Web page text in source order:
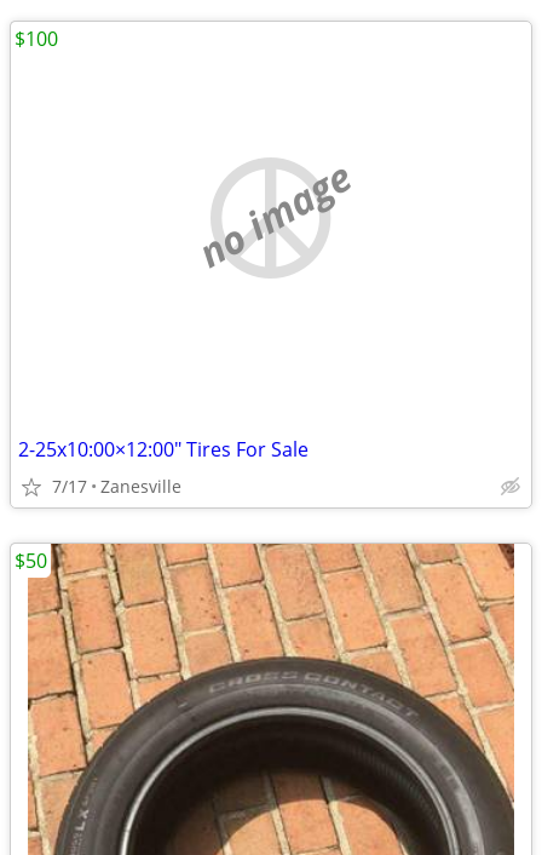
no image
2-25x10:00×12:00" Tires For Sale
7/17 Zanesville
$100
$50